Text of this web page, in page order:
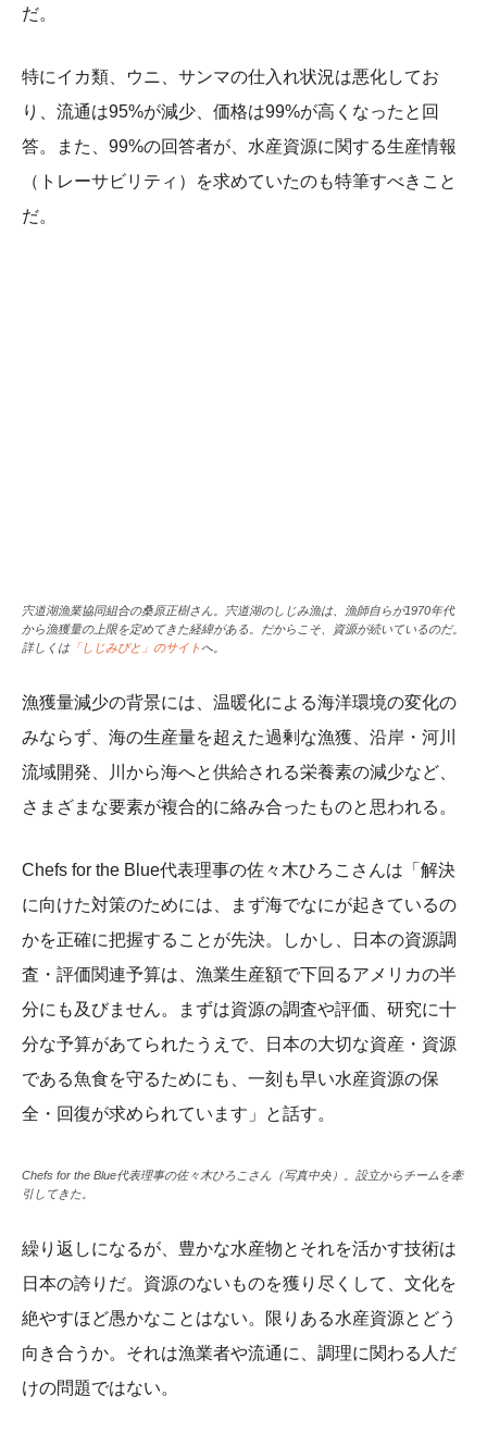
だ。
特にイカ類、ウニ、サンマの仕入れ状況は悪化してお
り、流通は95%が減少、価格は99%が高くなったと回
答。また、99%の回答者が、水産資源に関する生産情報
（トレーサビリティ）を求めていたのも特筆すべきこと
だ。
宍道湖漁業協同組合の桑原正樹さん。宍道湖のしじみ漁は、漁師自らが1970年代
から漁獲量の上限を定めてきた経緯がある。だからこそ、資源が続いているのだ。
詳しくは「しじみびと」のサイト へ。
漁獲量減少の背景には、温暖化による海洋環境の変化の
みならず、海の生産量を超えた過剰な漁獲、沿岸・河川
流域開発、川から海へと供給される栄養素の減少など、
さまざまな要素が複合的に絡み合ったものと思われる。
Chefs for the Blue代表理事の佐々木ひろこさんは「解決
に向けた対策のためには、まず海でなにが起きているの
かを正確に把握することが先決。しかし、日本の資源調
査・評価関連予算は、漁業生産額で下回るアメリカの半
分にも及びません。まずは資源の調査や評価、研究に十
分な予算があてられたうえで、日本の大切な資産・資源
である魚食を守るためにも、一刻も早い水産資源の保
全・回復が求められています」と話す。
Chefs for the Blue代表理事の佐々木ひろこさん（写真中央）。設立からチームを牽
引してきた。
繰り返しになるが、豊かな水産物とそれを活かす技術は
日本の誇りだ。資源のないものを獲り尽くして、文化を
絶やすほど愚かなことはない。限りある水産資源とどう
向き合うか。それは漁業者や流通に、調理に関わる人だ
けの問題ではない。